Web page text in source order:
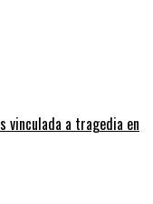
vinculada a tragedia en